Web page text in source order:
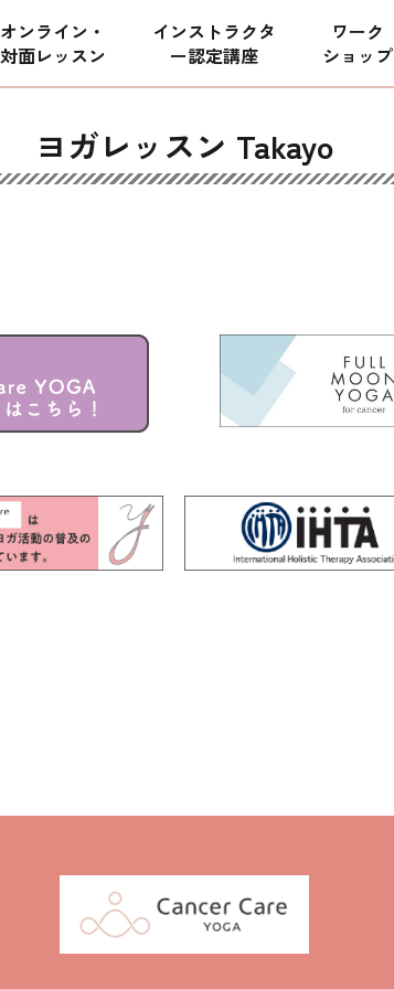
オンライン・
対面レッスン
インストラクタ
ー認定講座
ワーク
ショップ
ヨガレッスン Takayo